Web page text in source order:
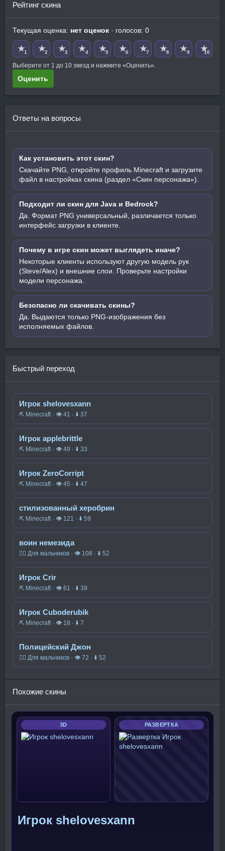
Рейтинг скина
Текущая оценка: нет оценок · голосов: 0
★1 ★2 ★3 ★4 ★5 ★6 ★7 ★8 ★9 ★10
Выберите от 1 до 10 звезд и нажмите «Оценить».
Оценить
Ответы на вопросы
Как установить этот скин?
Скачайте PNG, откройте профиль Minecraft и загрузите
файл в настройках скина (раздел «Скин персонажа»).
Подходит ли скин для Java и Bedrock?
Да. Формат PNG универсальный, различается только
интерфейс загрузки в клиенте.
Почему в игре скин может выглядеть иначе?
Некоторые клиенты используют другую модель рук
(Steve/Alex) и внешние слои. Проверьте настройки
модели персонажа.
Безопасно ли скачивать скины?
Да. Выдаются только PNG-изображения без
исполняемых файлов.
Быстрый переход
Игрок shelovesxann
⛏️ Minecraft · 👁 41 · ⬇ 37
Игрок applebrittle
⛏️ Minecraft · 👁 49 · ⬇ 33
Игрок ZeroCorript
⛏️ Minecraft · 👁 45 · ⬇ 47
стилизованный херобрин
⛏️ Minecraft · 👁 121 · ⬇ 59
воин немезида
🧍‍♂️ Для мальчиков · 👁 108 · ⬇ 52
Игрок Crir
⛏️ Minecraft · 👁 61 · ⬇ 39
Игрок Cuboderubik
⛏️ Minecraft · 👁 18 · ⬇ 7
Полицейский Джон
🧍‍♂️ Для мальчиков · 👁 72 · ⬇ 52
Похожие скины
3D РАЗВЕРТКА
Игрок shelovesxann